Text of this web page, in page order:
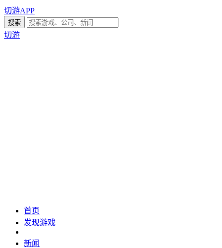
切游APP
切游
首页
发现游戏
新闻